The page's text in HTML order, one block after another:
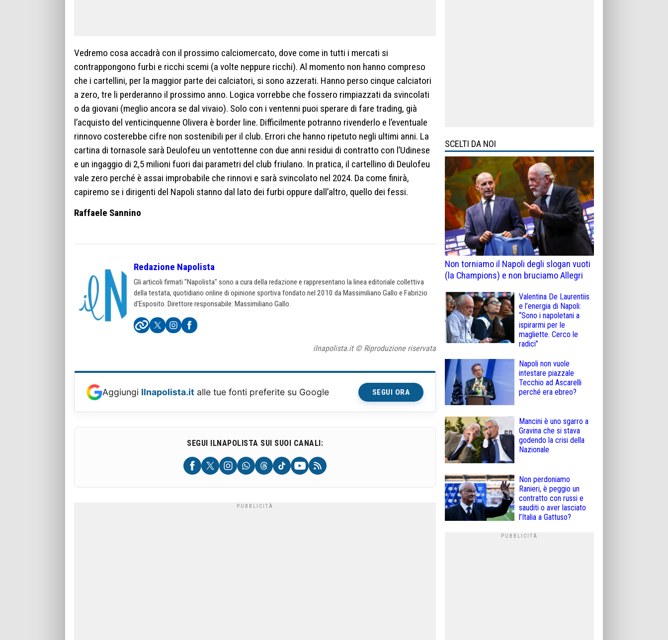
Vedremo cosa accadrà con il prossimo calciomercato, dove come in tutti i mercati si
contrappongono furbi e ricchi scemi (a volte neppure ricchi). Al momento non hanno compreso
che i cartellini, per la maggior parte dei calciatori, si sono azzerati. Hanno perso cinque calciatori
a zero, tre li perderanno il prossimo anno. Logica vorrebbe che fossero rimpiazzati da svincolati
o da giovani (meglio ancora se dal vivaio). Solo con i ventenni puoi sperare di fare trading, già
l’acquisto del venticinquenne Olivera è border line. Difficilmente potranno rivenderlo e l’eventuale
rinnovo costerebbe cifre non sostenibili per il club. Errori che hanno ripetuto negli ultimi anni. La
cartina di tornasole sarà Deulofeu un ventottenne con due anni residui di contratto con l’Udinese
e un ingaggio di 2,5 milioni fuori dai parametri del club friulano. In pratica, il cartellino di Deulofeu
vale zero perché è assai improbabile che rinnovi e sarà svincolato nel 2024. Da come finirà,
capiremo se i dirigenti del Napoli stanno dal lato dei furbi oppure dall’altro, quello dei fessi.
Raffaele Sannino
Redazione Napolista
Gli articoli firmati "Napolista" sono a cura della redazione e rappresentano la linea editoriale collettiva
della testata, quotidiano online di opinione sportiva fondato nel 2010 da Massimiliano Gallo e Fabrizio
d'Esposito. Direttore responsabile: Massimiliano Gallo.
ilnapolista.it © Riproduzione riservata
Aggiungi Ilnapolista.it alle tue fonti preferite su Google SEGUI ORA
SEGUI ILNAPOLISTA SUI SUOI CANALI:
SCELTI DA NOI
Non torniamo il Napoli degli slogan vuoti
(la Champions) e non bruciamo Allegri
Valentina De Laurentiis
e l’energia di Napoli:
“Sono i napoletani a
ispirarmi per le
magliette. Cerco le
radici”
Napoli non vuole
intestare piazzale
Tecchio ad Ascarelli
perché era ebreo?
Mancini è uno sgarro a
Gravina che si stava
godendo la crisi della
Nazionale
Non perdoniamo
Ranieri, è peggio un
contratto con russi e
sauditi o aver lasciato
l’Italia a Gattuso?